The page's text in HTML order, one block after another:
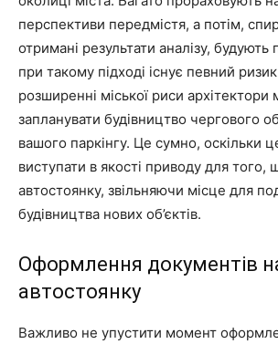
перспективи передмістя, а потім,
отримані результати аналізу, будують
при такому підході існує певний
розширенні міської риси
запланувати будівництво чергового
вашого паркінгу. Це сумно, оскільки
виступати в якості приводу для того,
автостоянку, звільняючи місце для
будівництва нових об’єктів.
Оформлення документів
автостоянку
Важливо не упустити момент